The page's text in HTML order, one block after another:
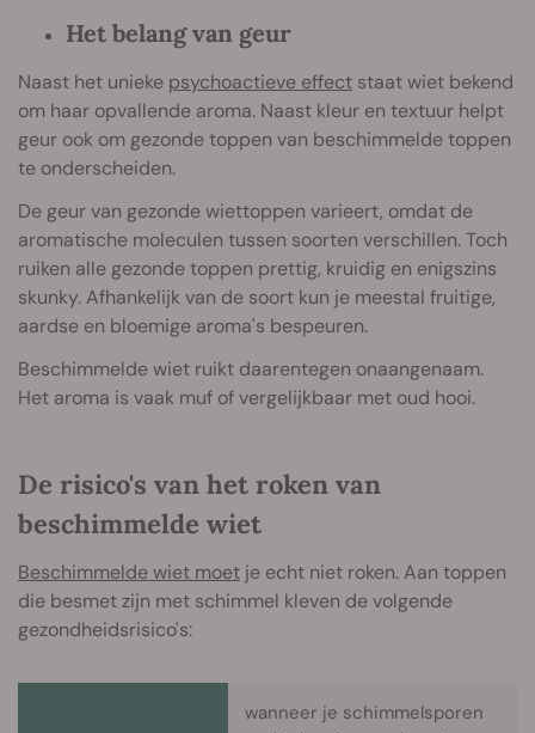
Het belang van geur
Naast het unieke psychoactieve effect staat wiet bekend
om haar opvallende aroma. Naast kleur en textuur helpt
geur ook om gezonde toppen van beschimmelde toppen
te onderscheiden.
De geur van gezonde wiettoppen varieert, omdat de
aromatische moleculen tussen soorten verschillen. Toch
ruiken alle gezonde toppen prettig, kruidig en enigszins
skunky. Afhankelijk van de soort kun je meestal fruitige,
aardse en bloemige aroma's bespeuren.
Beschimmelde wiet ruikt daarentegen onaangenaam.
Het aroma is vaak muf of vergelijkbaar met oud hooi.
De risico's van het roken van
beschimmelde wiet
Beschimmelde wiet moet je echt niet roken. Aan toppen
die besmet zijn met schimmel kleven de volgende
gezondheidsrisico's:
wanneer je schimmelsporen